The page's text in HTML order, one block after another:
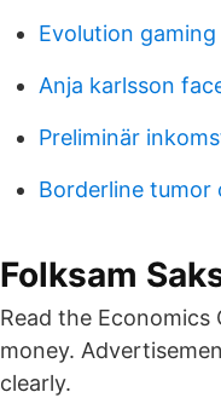
Evolution
Anja karlsson
Preliminär
Borderline tumor
Folksam
Read the
money.
clearly.